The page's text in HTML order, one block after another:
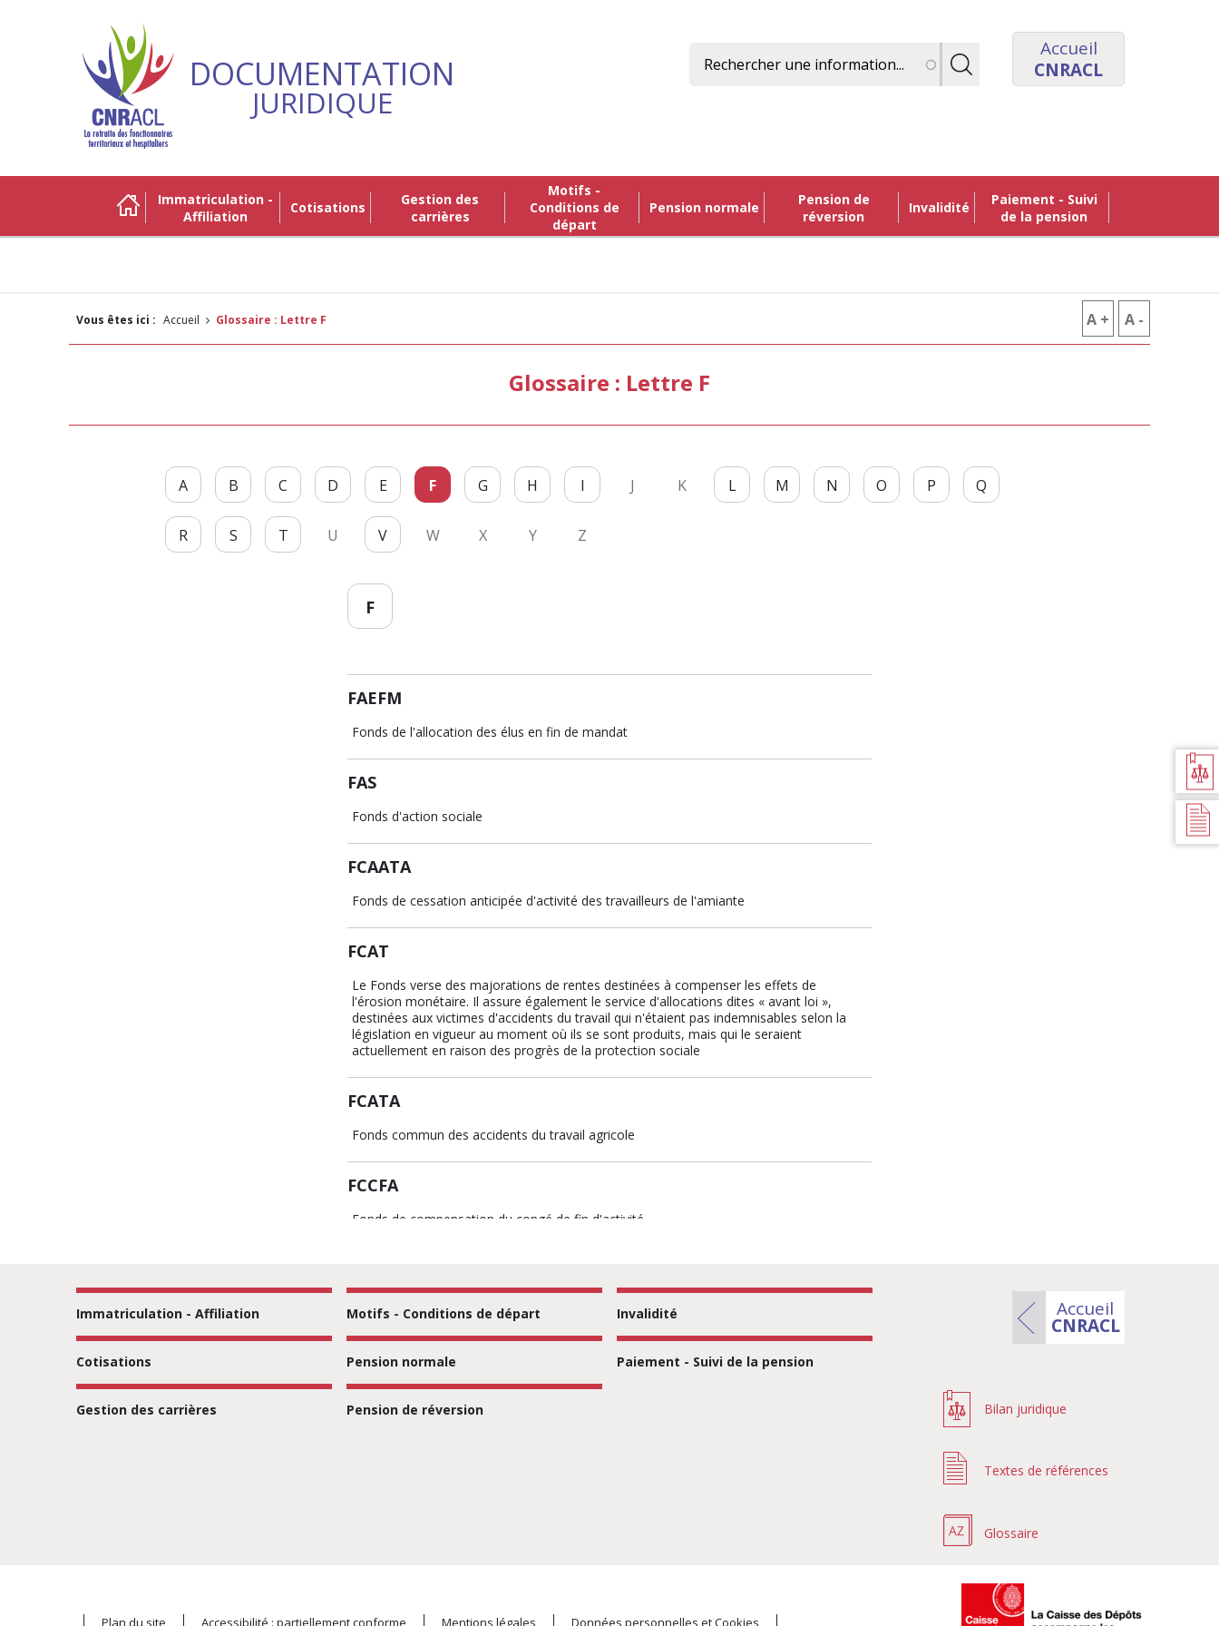
DOCUMENTATION
JURIDIQUE
Accueil
CNRACL
Immatriculation -
Affiliation
Cotisations
Gestion des
carrières
Motifs -
Conditions de
départ
Pension normale
Pension de
réversion
Invalidité
Paiement - Suivi
de la pension
Vous êtes ici : Accueil Glossaire : Lettre F A + AUGMENTER
DES
A -
DES
Glossaire : Lettre F
A B C D E F G H I J K L M N O P Q
R S T U V W X Y Z
F
FAEFM
Fonds de l'allocation des élus en fin de mandat
FAS
Fonds d'action sociale
FCAATA
Fonds de cessation anticipée d'activité des travailleurs de l'amiante
FCAT
Le Fonds verse des majorations de rentes destinées à compenser les effets de
l'érosion monétaire. Il assure également le service d'allocations dites « avant loi »,
destinées aux victimes d'accidents du travail qui n'étaient pas indemnisables selon la
législation en vigueur au moment où ils se sont produits, mais qui le seraient
actuellement en raison des progrès de la protection sociale
FCATA
Fonds commun des accidents du travail agricole
FCCFA
Fonds de compensation du congé de fin d'activité
FEH
Fonds pour l'emploi hospitalier
Immatriculation - Affiliation
Cotisations
Gestion des carrières
Motifs - Conditions de départ
Pension normale
Pension de réversion
Invalidité
Paiement - Suivi de la pension
Accueil
CNRACL
Bilan juridique
Textes de références
Glossaire
Plan du site Accessibilité : partiellement conforme Mentions légales Données personnelles et Cookies